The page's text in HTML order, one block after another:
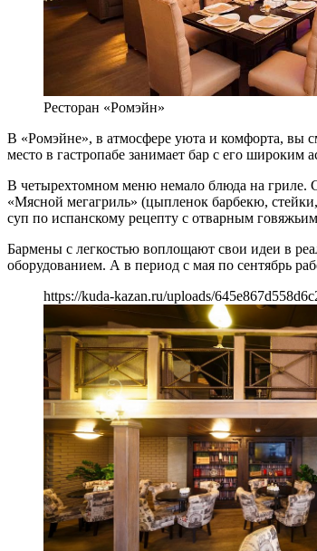
Ресторан «Ромэйн»
В «Ромэйне», в атмосфере уюта и комфорта, вы
место в гастропабе занимает бар с его широким
В четырехтомном меню немало блюда на гриле.
«Мясной мегагриль» (цыпленок барбекю,
суп по испанскому рецепту с отварным
Бармены с легкостью воплощают свои идеи в
оборудованием. А в период с мая по сентябрь
https://kuda-kazan.ru/uploads/